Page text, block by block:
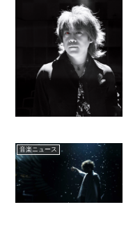
音楽ニュース